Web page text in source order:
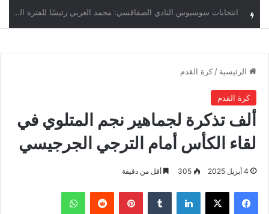
الرئيسية / كرة القدم
كرة القدم
ألف تذكرة لجماهير نجم المتلوي في
لقاء الكأس أمام الترجي الجرجيسي
4 أبريل 2025 305 أقل من دقيقة
فيسبوك ‫X لينكدإن بينتيريست واتساب